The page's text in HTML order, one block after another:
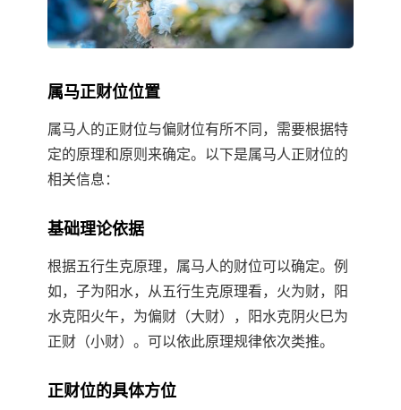
属马正财位位置
属马人的正财位与偏财位有所不同，需要根据特
定的原理和原则来确定。以下是属马人正财位的
相关信息：
基础理论依据
根据五行生克原理，属马人的财位可以确定。例
如，子为阳水，从五行生克原理看，火为财，阳
水克阳火午，为偏财（大财），阳水克阴火巳为
正财（小财）。可以依此原理规律依次类推。
正财位的具体方位